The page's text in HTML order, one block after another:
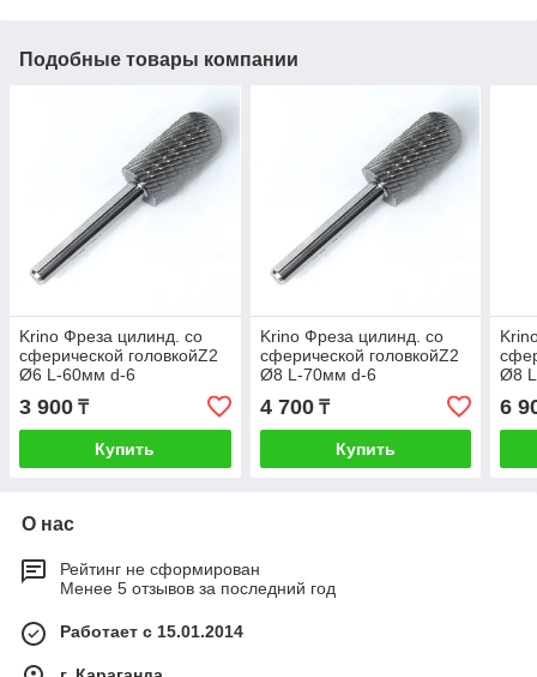
Подобные товары компании
Krino Фреза цилинд. со
сферической головкойZ2
Ø6 L-60мм d-6
3 900 ₸
Купить
Krino Фреза цилинд. со
сферической головкойZ2
Ø8 L-70мм d-6
4 700₸
Купить
Ø8
6
О нас
Рейтинг не сформирован
Менее 5 отзывов за последний год
Работает с 15.01.2014